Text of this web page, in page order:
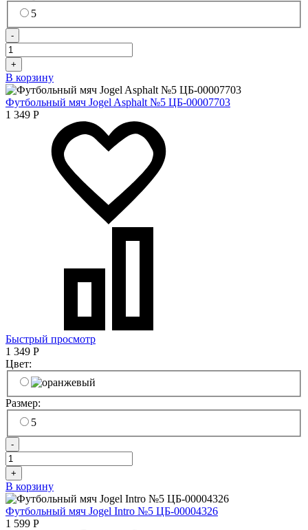
5
-
+
В корзину
Футбольный мяч Jogel Asphalt №5 ЦБ-00007703
1 349 Р
Быстрый просмотр
1 349 Р
Цвет:
Размер:
5
-
+
В корзину
Футбольный мяч Jogel Intro №5 ЦБ-00004326
1 599 Р